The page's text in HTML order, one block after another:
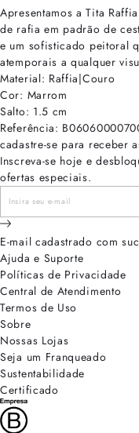
Apresentamos a Tita
de rafia em padrão de
e um sofisticado peitoral
atemporais a qualquer
Material: Raffia|Couro
Cor: Marrom
Salto: 1.5 cm
Referência:
cadastre-se para receber
Inscreva-se hoje e
ofertas especiais.
E-mail cadastrado com
Ajuda e Suporte
Políticas de Privacidade
Central de Atendimento
Termos de Uso
Sobre
Nossas Lojas
Seja um Franqueado
Sustentabilidade
Certificado